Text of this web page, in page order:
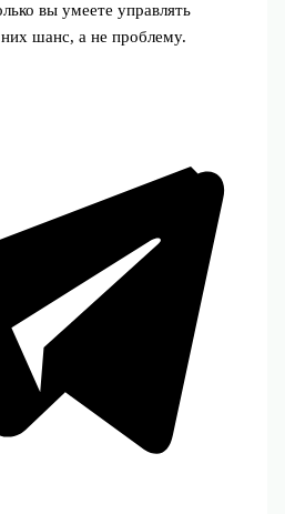
вы умеете управлять
шанс, а не проблему.